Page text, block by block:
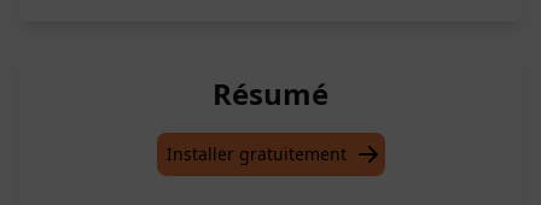
Résumé
Installer gratuitement